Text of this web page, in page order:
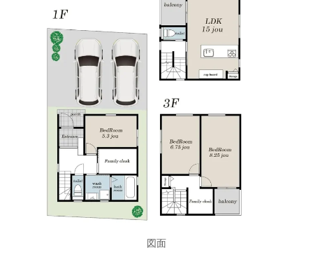
図面